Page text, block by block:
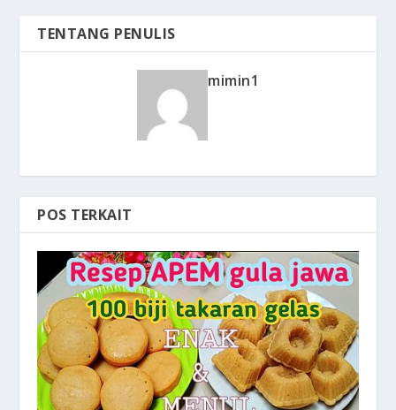
TENTANG PENULIS
mimin1
POS TERKAIT